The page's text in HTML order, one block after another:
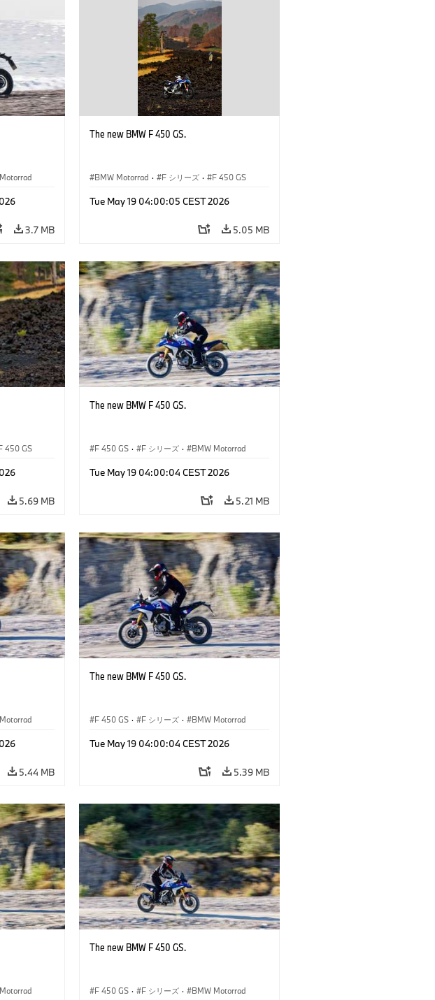
3.7 MB
The new BMW F 450 GS.
BMW Motorrad · F シリーズ · F 450 GS
Tue May 19 04:00:05 CEST 2026
5.05 MB
450 GS
5.69 MB
The new BMW F 450 GS.
F 450 GS · F シリーズ · BMW Motorrad
Tue May 19 04:00:04 CEST 2026
5.21 MB
5.44 MB
The new BMW F 450 GS.
F 450 GS · F シリーズ · BMW Motorrad
Tue May 19 04:00:04 CEST 2026
5.39 MB
The new BMW F 450 GS.
F 450 GS · F シリーズ · BMW Motorrad